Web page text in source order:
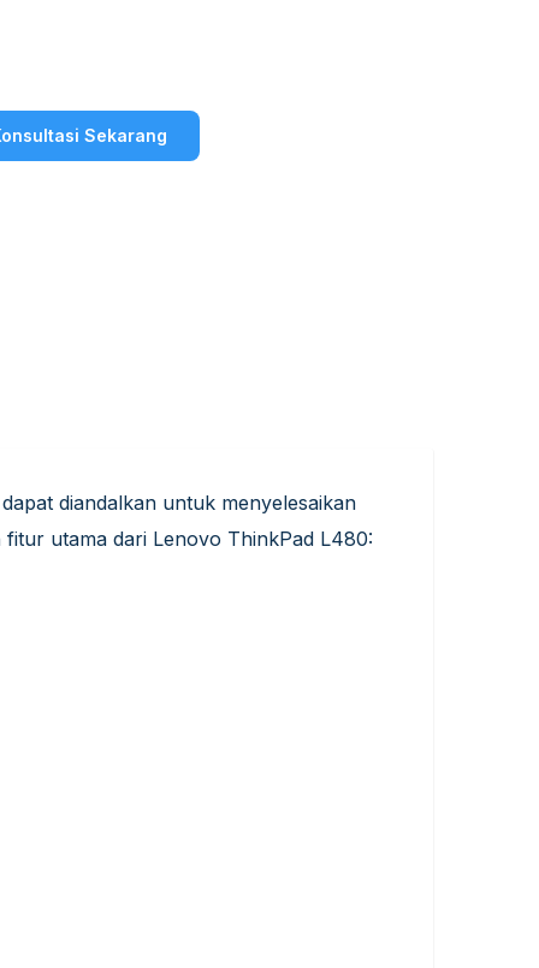
Sekarang
diandalkan untuk menyelesaikan
utama dari Lenovo ThinkPad L480: